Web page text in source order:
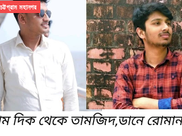
চট্টগ্রাম মহানগর